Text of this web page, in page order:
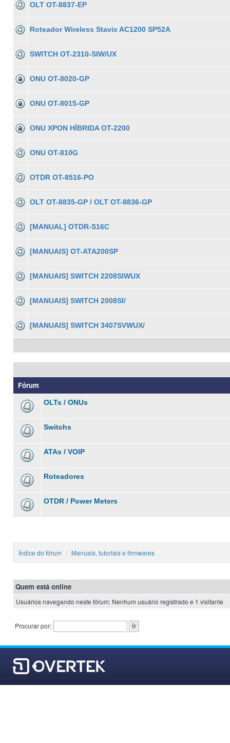
OLT OT-8837-EP
Roteador Wireless Stavix AC1200 SP52A
SWITCH OT-2310-SIW/UX
ONU OT-8020-GP
ONU OT-8015-GP
ONU XPON HÍBRIDA OT-2200
ONU OT-810G
OTDR OT-8516-PO
OLT OT-8835-GP / OLT OT-8836-GP
[MANUAL] OTDR-S16C
[MANUAIS] OT-ATA200SP
[MANUAIS] SWITCH 2208SIWUX
[MANUAIS] SWITCH 2008SI/
[MANUAIS] SWITCH 3407SVWUX/
Fórum
OLTs / ONUs
Switchs
ATAs / VOIP
Roteadores
OTDR / Power Meters
Índice do fórum Manuais, tutoriais e firmwares
Quem está online
Usuários navegando neste fórum: Nenhum usuário registrado e 1 visitante
Procurar por: